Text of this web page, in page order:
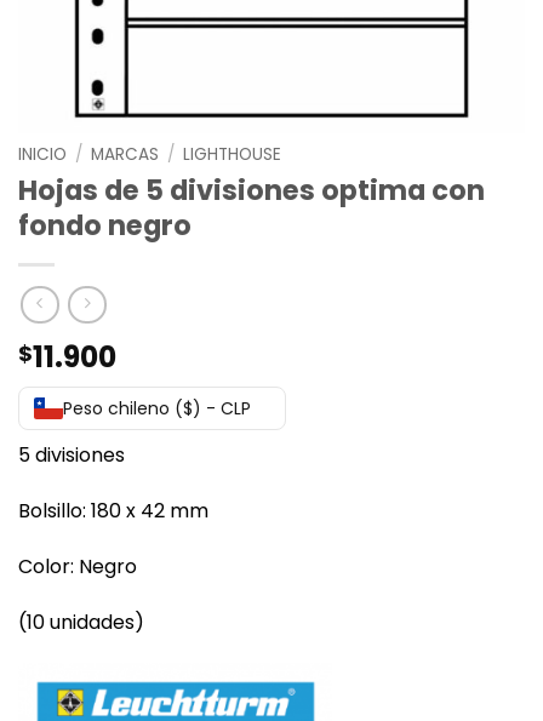
INICIO / MARCAS / LIGHTHOUSE
Hojas de 5 divisiones optima con
fondo negro
$11.900
Peso chileno ($) - CLP
5 divisiones
Bolsillo: 180 x 42 mm
Color: Negro
(10 unidades)